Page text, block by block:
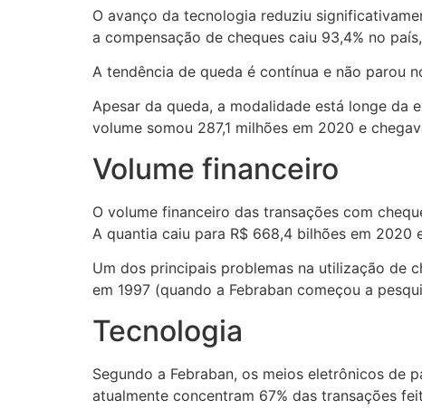
O avanço da tecnologia reduziu
a compensação de cheques caiu 93,4% no
A tendência de queda é contínua e não parou
Apesar da queda, a modalidade está longe da
volume somou 287,1 milhões em 2020 e
Volume financeiro
O volume financeiro das transações com
A quantia caiu para R$ 668,4 bilhões em 2020
Um dos principais problemas na utilização de
em 1997 (quando a Febraban começou a
Tecnologia
Segundo a Febraban, os meios eletrônicos de
atualmente concentram 67% das transações